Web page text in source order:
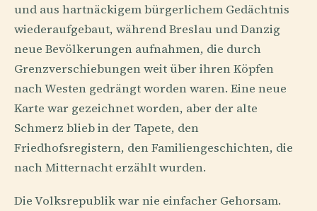
und aus hartnäckigem bürgerlichem Gedächtnis
wiederaufgebaut, während Breslau und Danzig
neue Bevölkerungen aufnahmen, die durch
Grenzverschiebungen weit über ihren Köpfen
nach Westen gedrängt worden waren. Eine neue
Karte war gezeichnet worden, aber der alte
Schmerz blieb in der Tapete, den
Friedhofsregistern, den Familiengeschichten, die
nach Mitternacht erzählt wurden.
Die Volksrepublik war nie einfacher Gehorsam.